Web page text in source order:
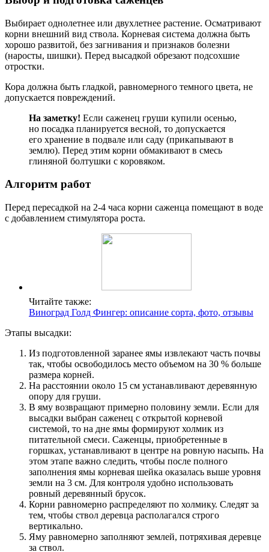
Выбирает однолетнее или двухлетнее растение. Осматривают
корни внешний вид ствола. Корневая система должна быть
хорошо развитой, без загнивания и признаков болезни
(наросты, шишки). Перед высадкой обрезают подсохшие
отростки.
Кора должна быть гладкой, равномерного темного цвета, не
допускается повреждений.
На заметку! Если саженец груши купили осенью,
но посадка планируется весной, то допускается
его хранение в подвале или саду (прикапывают в
землю). Перед этим корни обмакивают в смесь
глиняной болтушки с коровяком.
Алгоритм работ
Перед пересадкой на 2-4 часа корни саженца помещают в воде
с добавлением стимулятора роста.
Читайте также:
Виноград Голд Фингер: описание сорта, фото, отзывы
Этапы высадки:
Из подготовленной заранее ямы извлекают часть почвы
так, чтобы освободилось место объемом на 30 % больше
размера корней.
На расстоянии около 15 см устанавливают деревянную
опору для груши.
В яму возвращают примерно половину земли. Если для
высадки выбран саженец с открытой корневой
системой, то на дне ямы формируют холмик из
питательной смеси. Саженцы, приобретенные в
горшках, устанавливают в центре на ровную насыпь. На
этом этапе важно следить, чтобы после полного
заполнения ямы корневая шейка оказалась выше уровня
земли на 3 см. Для контроля удобно использовать
ровный деревянный брусок.
Корни равномерно распределяют по холмику. Следят за
тем, чтобы ствол деревца располагался строго
вертикально.
Яму равномерно заполняют землей, потряхивая деревце
за ствол.